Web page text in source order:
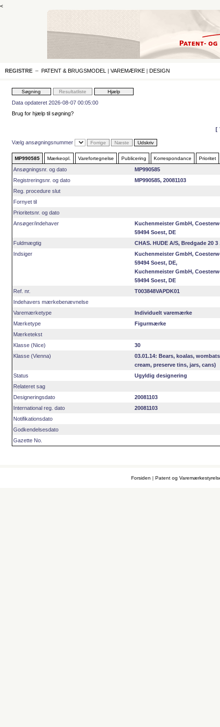
<
REGISTRE – PATENT & BRUGSMODEL | VAREMÆRKE | DESIGN
Data opdateret 2026-08-07 00:05:00
Brug for hjælp til søgning?
Vælg ansøgningsnummer
MP990585 Mærkeopl. Varefortegnelse Publicering Korrespondance Prioritet
Ansøgningsnr. og dato
MP990585
Registreringsnr. og dato
MP990585, 20081103
Reg. procedure slut
Fornyet til
Prioritetsnr. og dato
Ansøger/indehaver
Kuchenmeister GmbH,
59494 Soest, DE
Fuldmægtig
CHAS. HUDE A/S, Bredgade 20
Indsiger
Kuchenmeister GmbH,
59494 Soest, DE,
Kuchenmeister GmbH,
59494 Soest, DE
Ref. nr.
T003848VAPDK01
Indehavers mærkebenævnelse
Varemærketype
Individuelt varemærke
Mærketype
Figurmærke
Mærketekst
Klasse (Nice)
30
Klasse (Vienna)
03.01.14: Bears, koalas,
cream, preserve tins, jars, cans)
Status
Ugyldig designering
Relateret sag
Designeringsdato
20081103
International reg. dato
20081103
Notifikationsdato
Godkendelsesdato
Gazette No.
Forsiden |Patent og